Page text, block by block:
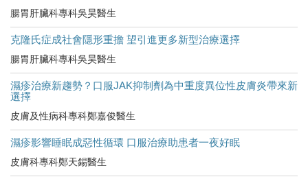
腸胃肝臟科專科吳昊醫生
克隆氏症成社會隱形重擔 望引進更多新型治療選擇
腸胃肝臟科專科吳昊醫生
濕疹治療新趨勢？口服JAK抑制劑為中重度異位性皮膚炎帶來新
選擇
皮膚及性病科專科鄭嘉俊醫生
濕疹影響睡眠成惡性循環 口服治療助患者一夜好眠
皮膚科專科鄭天錫醫生